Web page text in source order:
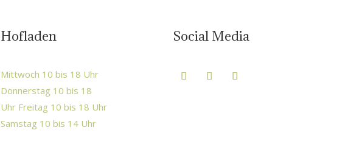
Hofladen
Mittwoch 10 bis 18 Uhr
Donnerstag 10 bis 18
Uhr Freitag 10 bis 18 Uhr
Samstag 10 bis 14 Uhr
Social Media